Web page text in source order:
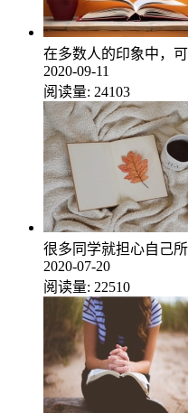
在多数人的印象中，
2020-09-11
阅读量: 24103
很多同学就担心自己
2020-07-20
阅读量: 22510